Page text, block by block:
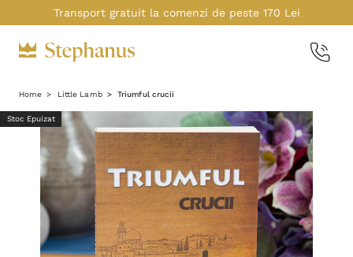
Transport gratuit la comenzi de peste 170 Lei
Home Little Lamb Triumful crucii
Stoc Epuizat